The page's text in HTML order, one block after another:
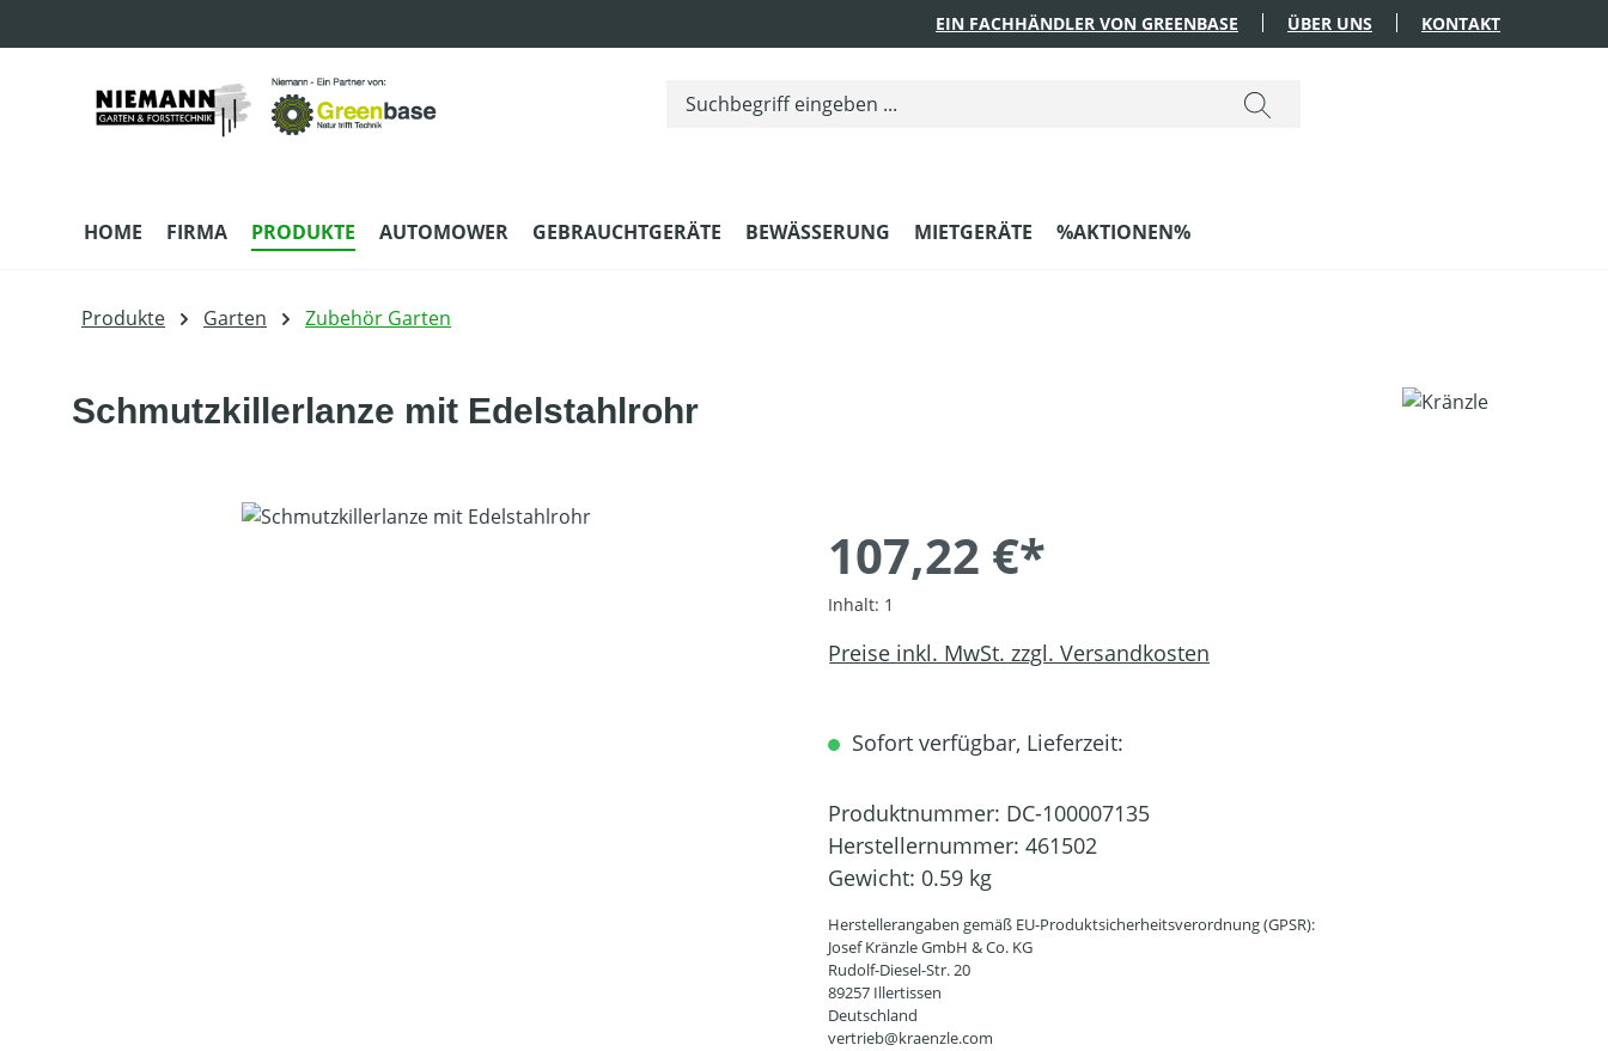
EIN FACHHÄNDLER VON GREENBASE ÜBER UNS KONTAKT
HOME FIRMA PRODUKTE AUTOMOWER GEBRAUCHTGERÄTE BEWÄSSERUNG MIETGERÄTE %AKTIONEN%
Produkte Garten Zubehör Garten
Schmutzkillerlanze mit Edelstahlrohr
Bildergalerie überspringen
107,22 €*
Inhalt: 1
Preise inkl. MwSt. zzgl. Versandkosten
Sofort verfügbar, Lieferzeit:
Produktnummer: DC-100007135
Herstellernummer: 461502
Gewicht: 0.59 kg
Herstellerangaben gemäß EU-Produktsicherheitsverordnung (GPSR):
Josef Kränzle GmbH & Co. KG
Rudolf-Diesel-Str. 20
89257 Illertissen
Deutschland
vertrieb@kraenzle.com